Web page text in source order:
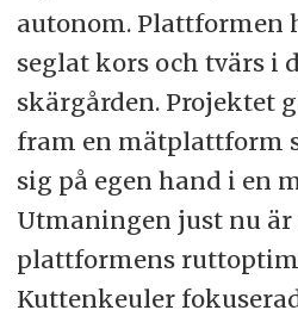
autonom. Plattformen
seglat kors och tvärs i
skärgården. Projektet
fram en mätplattform
sig på egen hand i en
Utmaningen just nu är
plattformens
Kuttenkeuler